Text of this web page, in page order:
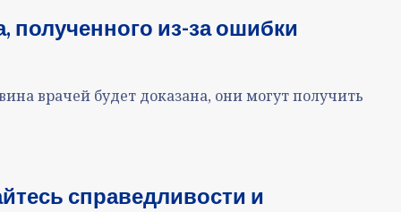
полученного из-за ошибки
врачей будет доказана, они могут получить
справедливости и